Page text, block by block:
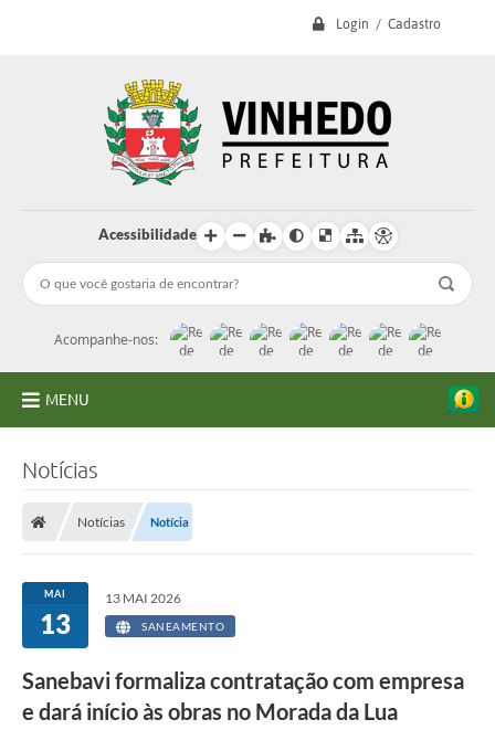
Login / Cadastro
Acessibilidade
Acompanhe-nos:
MENU
Licitações
Transparência
Concursos e Processos Seletivos
Notícias
Notícias Notícia
MAI
13
13 MAI 2026
SANEAMENTO
Sanebavi formaliza contratação com empresa
e dará início às obras no Morada da Lua